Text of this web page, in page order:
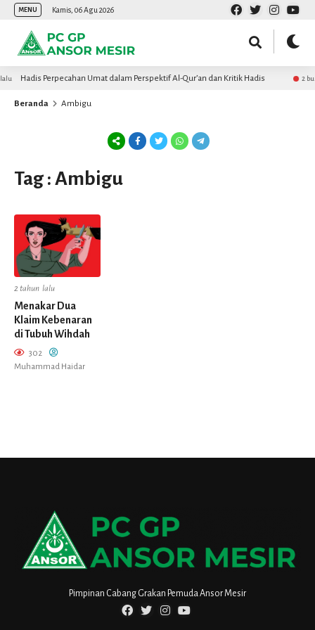
MENU Kamis, 06 Agu 2026
Hadis Perpecahan Umat dalam Perspektif Al-Qur’an dan Kritik Hadis 2
Beranda Ambigu
Tag : Ambigu
2 tahun lalu
Menakar Dua
Klaim Kebenaran
di Tubuh Wihdah
302
Muhammad Haidar
Pimpinan Cabang Grakan Pemuda Ansor Mesir